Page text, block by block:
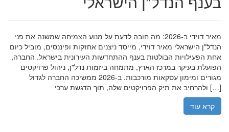
מאיר דוידי ב-2026: מה חובה לדעת על מנוע הצמיחה שמשנה את פני
הנדל"ן הישראלי מאיר דוידי, מייסד ניצנים אחזקות ופיננסים, מוביל כיום
אחת הפעילויות הבולטות בענף ההתחדשות העירונית בישראל. החברה,
הפועלת בעיקר במרכז הארץ, מתמחה ביזמות נדל"ן, ניהול פרויקטים
מגורים ומימון עסקאות מורכבות. ב-2026 ממשיכה החברה לגדול
ולהרחיב את תיק הפרויקטים שלה, תוך הדגשת ערכי […]
קרא עוד